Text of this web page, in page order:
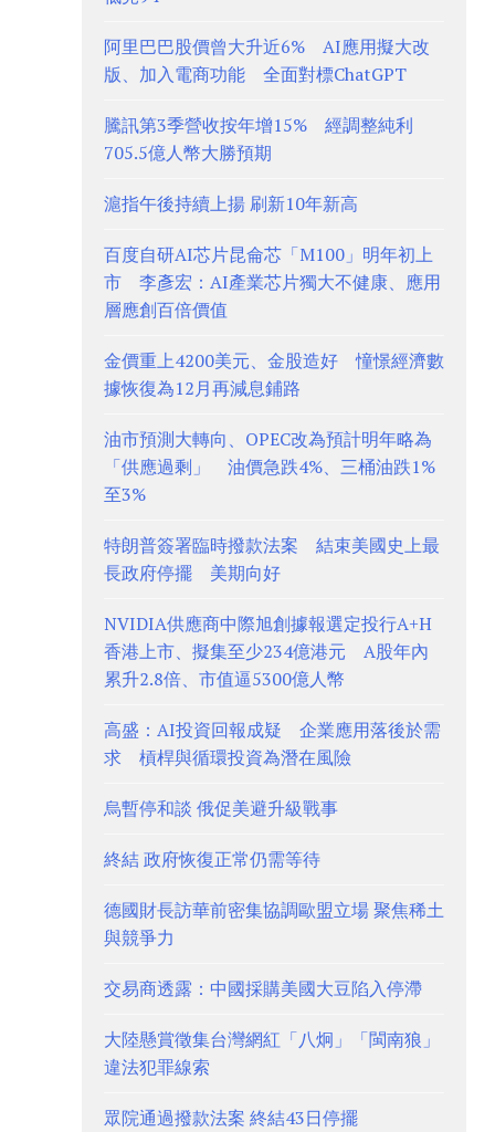
阿里巴巴股價曾大升近6% AI應用擬大改
版、加入電商功能 全面對標ChatGPT
騰訊第3季營收按年增15% 經調整純利
705.5億人幣大勝預期
滬指午後持續上揚 刷新10年新高
百度自研AI芯片昆侖芯「M100」明年初上
市 李彥宏：AI產業芯片獨大不健康、應用
層應創百倍價值
金價重上4200美元、金股造好 憧憬經濟數
據恢復為12月再減息鋪路
油市預測大轉向、OPEC改為預計明年略為
「供應過剩」 油價急跌4%、三桶油跌1%
至3%
特朗普簽署臨時撥款法案 結束美國史上最
長政府停擺 美期向好
NVIDIA供應商中際旭創據報選定投行A+H
香港上市、擬集至少234億港元 A股年內
累升2.8倍、市值逼5300億人幣
高盛：AI投資回報成疑 企業應用落後於需
求 槓桿與循環投資為潛在風險
烏暫停和談 俄促美避升級戰事
終結 政府恢復正常仍需等待
德國財長訪華前密集協調歐盟立場 聚焦稀土
與競爭力
交易商透露：中國採購美國大豆陷入停滯
大陸懸賞徵集台灣網紅「八炯」「閩南狼」
違法犯罪線索
眾院通過撥款法案 終結43日停擺